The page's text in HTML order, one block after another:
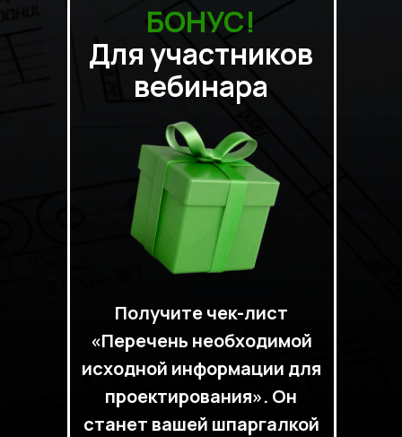
Получите чек-лист
«Перечень необходимой
исходной информации для
проектирования». Он
станет вашей шпаргалкой
БОНУС!
Для участников
вебинара